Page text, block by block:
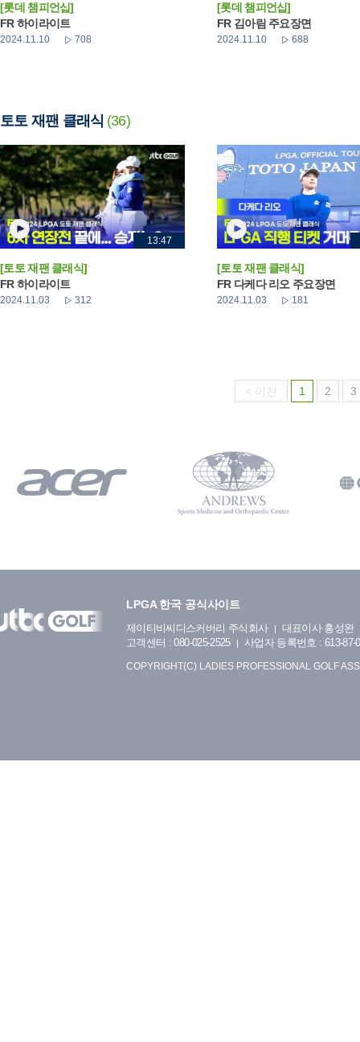
[롯데 챔피언십]
FR 하이라이트
2024.11.10 708
[롯데 챔피언십]
FR 김아림 주요장면
2024.11.10 688
토토 재팬 클래식 (36)
13:47
[토토 재팬 클래식]
FR 하이라이트
2024.11.03 312
[토토 재팬 클래식]
FR 다케다 리오 주요장면
2024.11.03 181
< 이전 1 2 3
LPGA 한국 공식사이트
제이티비씨디스커버리 주식회사
대표이사 홍성완
고객센터 : 080-025-2525
사업자 등록번호 : 613-87-
COPYRIGHT(C) LADIES PROFESSIONAL GOLF